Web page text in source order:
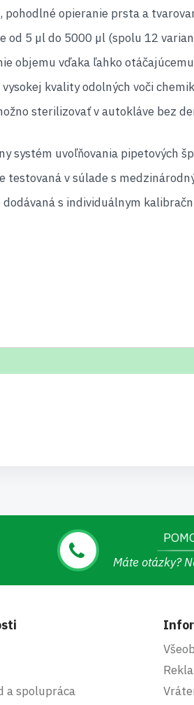
opieranie prsta a
od 5 µl do 5000 µl (spolu 12
objemu vďaka ľahko
kvality odolných voči
sterilizovať v autokláve bez
systém uvoľňovania pipetových
testovaná v súlade s
dodávaná s individuálnym
Máte otázky?
a spolupráca